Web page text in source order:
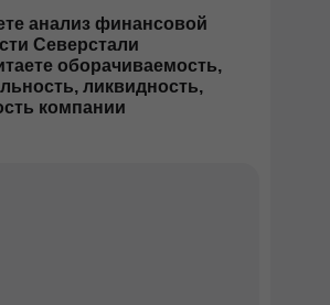
анализ финансовой
Северстали
оборачиваемость,
ликвидность,
компании